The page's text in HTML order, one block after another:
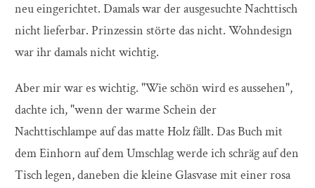
neu eingerichtet. Damals war der ausgesuchte Nachttisch
nicht lieferbar. Prinzessin störte das nicht. Wohndesign
war ihr damals nicht wichtig.
Aber mir war es wichtig. "Wie schön wird es aussehen",
dachte ich, "wenn der warme Schein der
Nachttischlampe auf das matte Holz fällt. Das Buch mit
dem Einhorn auf dem Umschlag werde ich schräg auf den
Tisch legen, daneben die kleine Glasvase mit einer rosa